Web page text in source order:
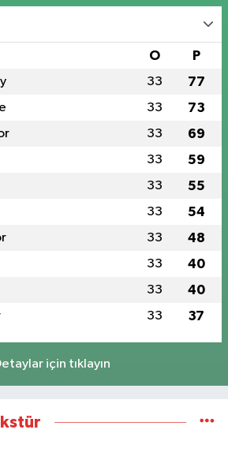
O P
33 77
33 73
33 69
33 59
33 55
33 54
33 48
33 40
33 40
33 37
için tıklayın